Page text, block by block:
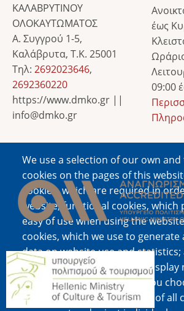
We use a selection of our own
cookies on the pages of this
cookies, which are required in
website; functional cookies,
easy of use when using the
cookies, which we use to generate
data on website use and
cookies, which are used to display
content and advertising. If you
ALL", you consent to the use of all
ΚΑΛΑΒΡΥΤΙΝΟΥ
ΟΛΟΚΑΥΤΩΜΑΤΟΣ
Α. Συγγρού 1-5,
Καλάβρυτα, Τ.Κ. 25001
Τηλ: 2692023646,
2692360220
https://www.dmko.gr ||
info@dmko.gr
έως
09:00
Image
Image